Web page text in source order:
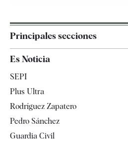
Principales secciones
España
Televisión
Es Noticia
SEPI
Plus Ultra
Rodríguez Zapatero
Pedro Sánchez
Guardia Civil